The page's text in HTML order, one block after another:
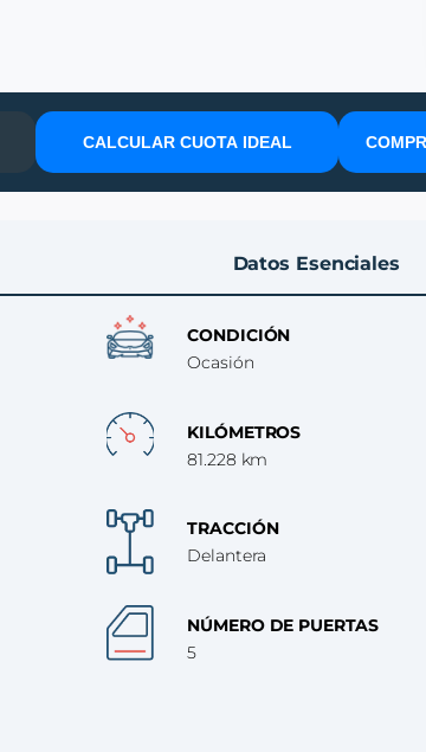
CALCULAR CUOTA IDEAL
Datos Esenciales
CONDICIÓN
Ocasión
KILÓMETROS
81.228 km
TRACCIÓN
Delantera
NÚMERO DE PUERTAS
5